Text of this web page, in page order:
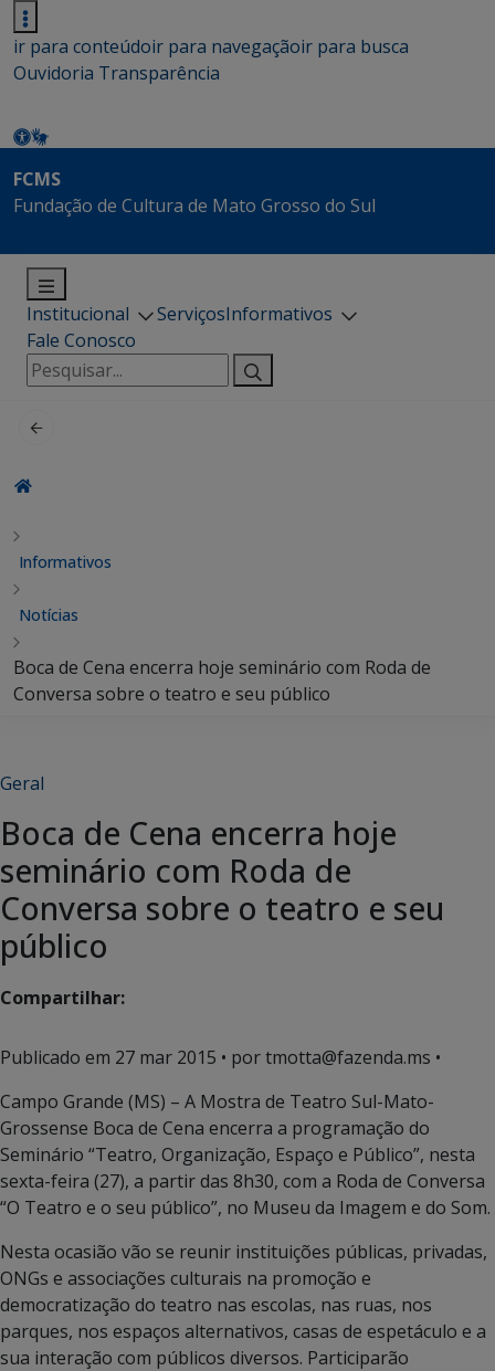
ir para conteúdoir para navegaçãoir para busca
Ouvidoria Transparência
FCMS
Fundação de Cultura de Mato Grosso do Sul
Institucional ServiçosInformativos
Fale Conosco
Pesquisar
por:
Informativos
Notícias
Boca de Cena encerra hoje seminário com Roda de
Conversa sobre o teatro e seu público
Geral
Boca de Cena encerra hoje
seminário com Roda de
Conversa sobre o teatro e seu
público
Compartilhar:
Publicado em 27 mar 2015 • por tmotta@fazenda.ms •
Campo Grande (MS) – A Mostra de Teatro Sul-Mato-
Grossense Boca de Cena encerra a programação do
Seminário “Teatro, Organização, Espaço e Público”, nesta
sexta-feira (27), a partir das 8h30, com a Roda de Conversa
“O Teatro e o seu público”, no Museu da Imagem e do Som.
Nesta ocasião vão se reunir instituições públicas, privadas,
ONGs e associações culturais na promoção e
democratização do teatro nas escolas, nas ruas, nos
parques, nos espaços alternativos, casas de espetáculo e a
sua interação com públicos diversos. Participarão